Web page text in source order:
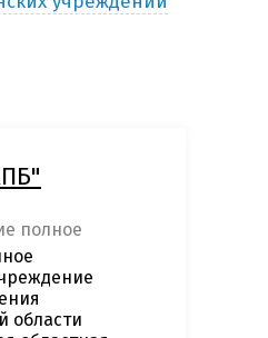
полное
области